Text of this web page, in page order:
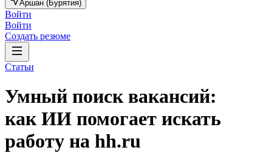
Аршан (Бурятия)
Войти
Войти
Создать резюме
Статьи
Умный поиск вакансий:
как ИИ помогает искать
работу на hh.ru